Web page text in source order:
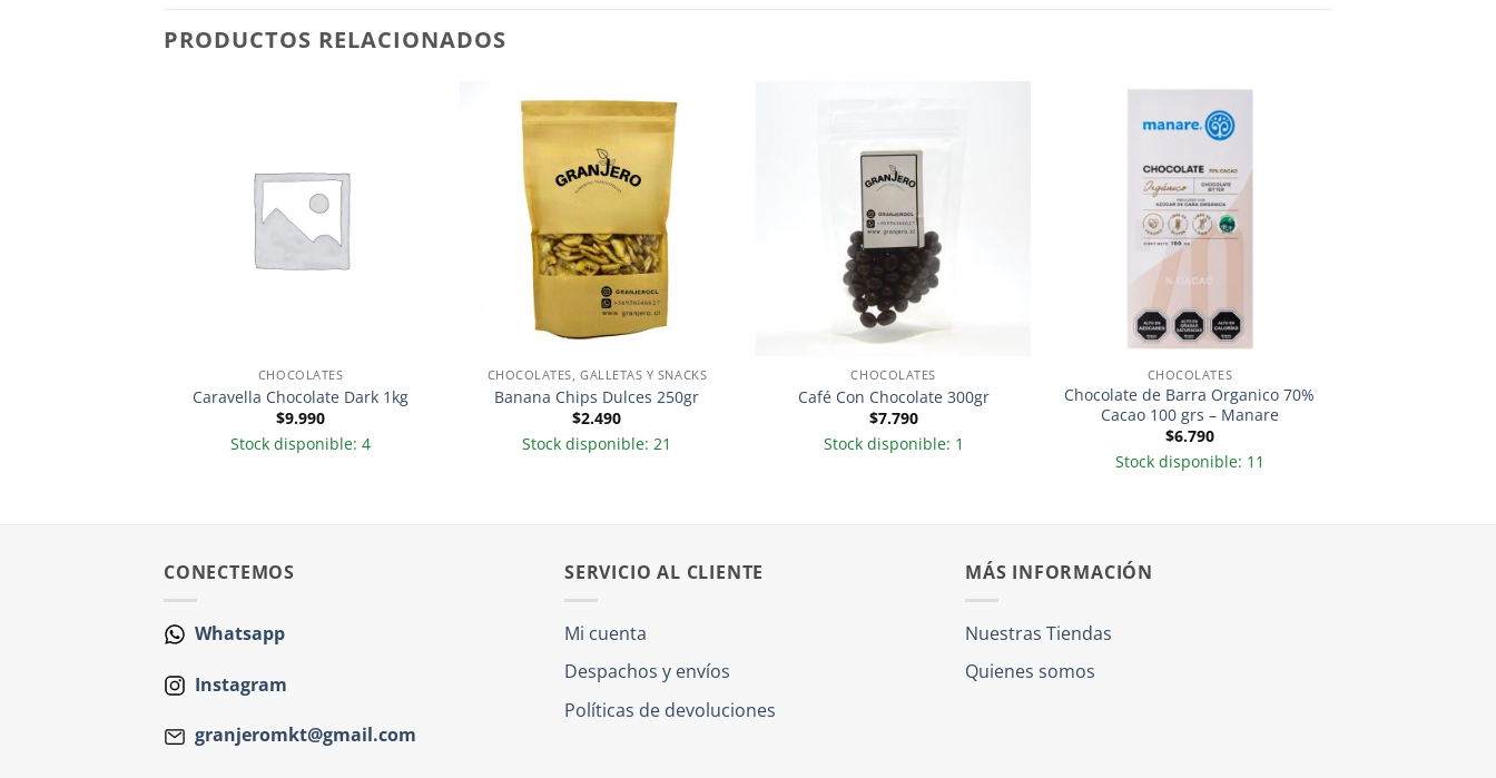
PRODUCTOS RELACIONADOS
CHOCOLATES
Caravella Chocolate Dark 1kg
$9.990
Stock disponible: 4
CHOCOLATES, GALLETAS Y SNACKS
Banana Chips Dulces 250gr
$2.490
Stock disponible: 21
CHOCOLATES
Café Con Chocolate 300gr
$7.790
Stock disponible: 1
CHOCOLATES
Chocolate de Barra Organico 70%
Cacao 100 grs – Manare
$6.790
Stock disponible: 11
CONECTEMOS
Whatsapp
Instagram
granjeromkt@gmail.com
SERVICIO AL CLIENTE
Mi cuenta
Despachos y envíos
Políticas de devoluciones
MÁS INFORMACIÓN
Nuestras Tiendas
Quienes somos